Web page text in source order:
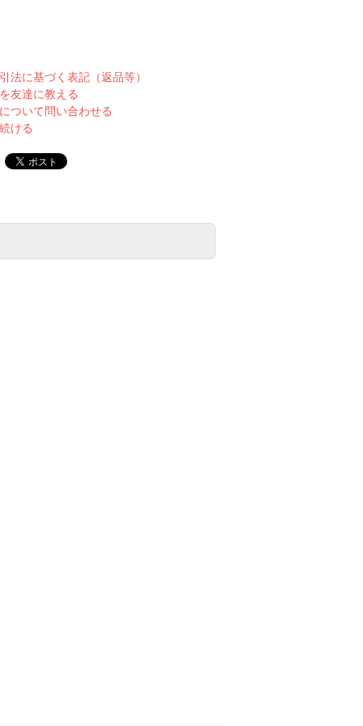
法に基づく表記（返品等）
友達に教える
ついて問い合わせる
ける